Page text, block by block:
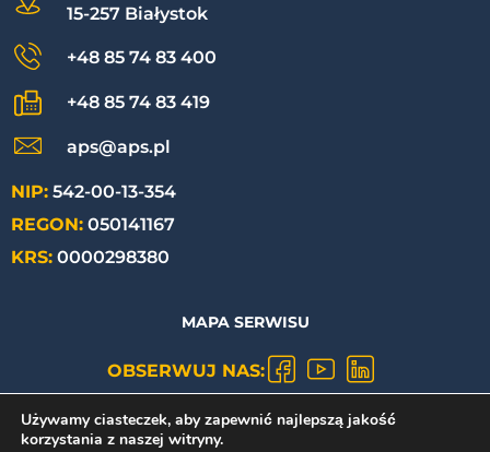
15-257 Białystok
+48 85 74 83 400
+48 85 74 83 419
aps@aps.pl
NIP: 542-00-13-354
REGON: 050141167
KRS: 0000298380
MAPA SERWISU
OBSERWUJ NAS:
POLITYKA PRYWATNOŚCI
Używamy ciasteczek, aby zapewnić najlepszą jakość
korzystania z naszej witryny.